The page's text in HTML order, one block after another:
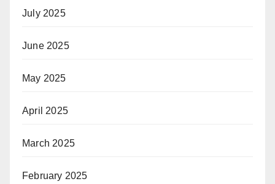
July 2025
June 2025
May 2025
April 2025
March 2025
February 2025